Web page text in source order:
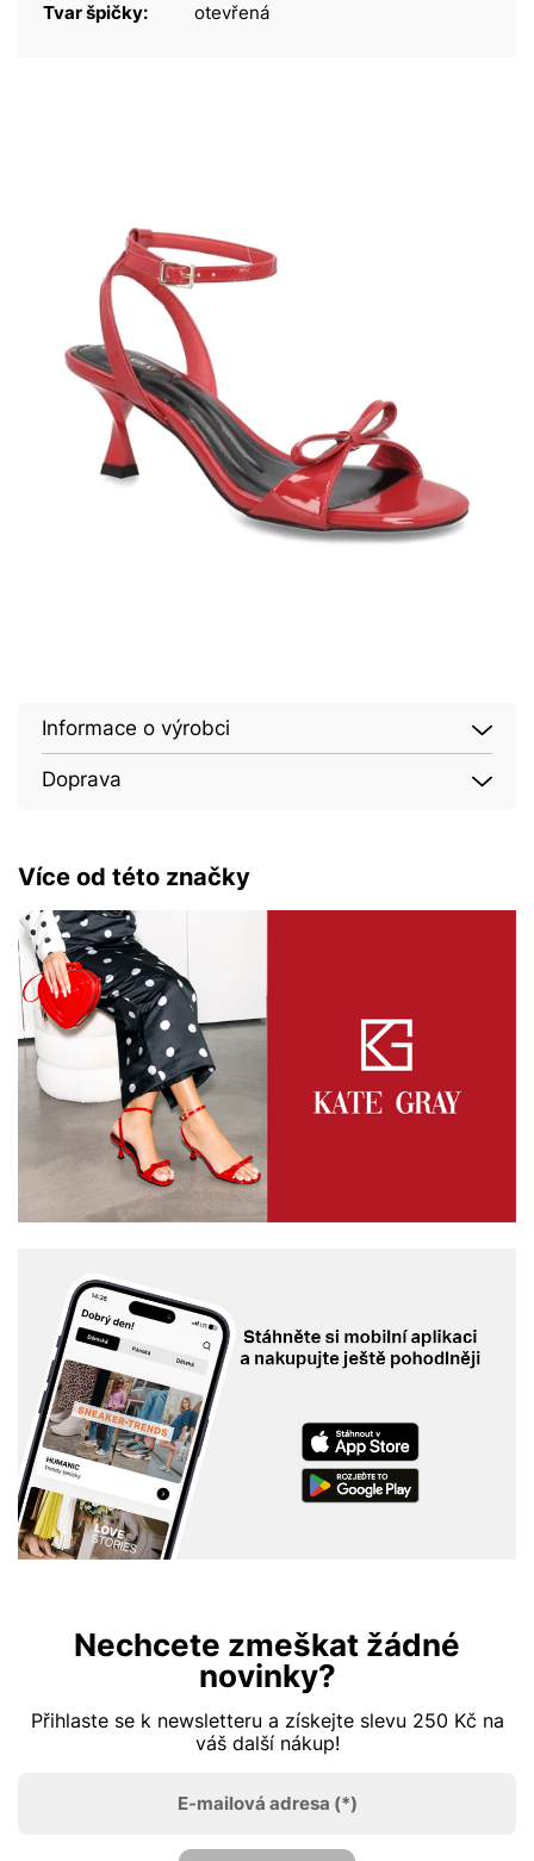
Tvar špičky: otevřená
Informace o výrobci
Doprava
Více od této značky
Nechcete zmeškat žádné
novinky?
Přihlaste se k newsletteru a získejte slevu 250 Kč na
váš další nákup!
E-mailová adresa (*)